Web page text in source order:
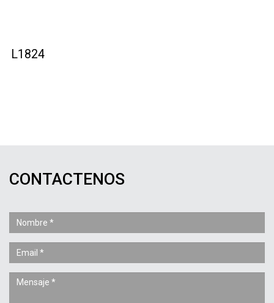
L1824
CONTACTENOS